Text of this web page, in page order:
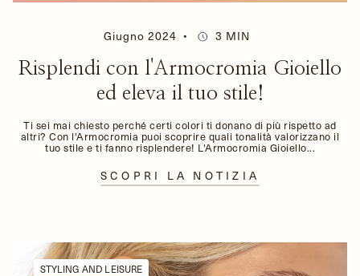
Giugno 2024 3 MIN
Risplendi con l'Armocromia Gioiello
ed eleva il tuo stile!
Ti sei mai chiesto perché certi colori ti donano di più rispetto ad
altri? Con l'Armocromia puoi scoprire quali tonalità valorizzano il
tuo stile e ti fanno risplendere! L'Armocromia Gioiello...
SCOPRI LA NOTIZIA
STYLING AND LEISURE